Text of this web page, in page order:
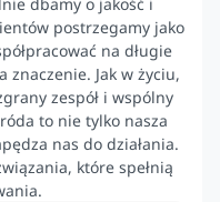
postrzegamy jako
na długie
znaczenie. Jak w życiu,
zespół i wspólny
to nie tylko nasza
nas do działania.
które spełnią